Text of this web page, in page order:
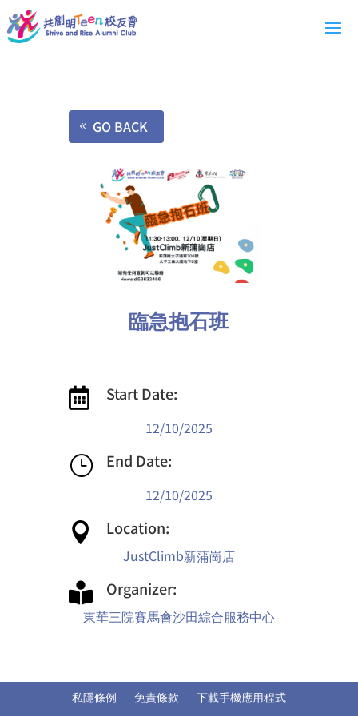
GO BACK
臨急抱石班
 Start Date:
12/10/2025
} End Date:
12/10/2025
 Location:
JustClimb新蒲崗店
 Organizer:
東華三院賽馬會沙田綜合服務中心
私隱條例 免責條款 下載手機應用程式